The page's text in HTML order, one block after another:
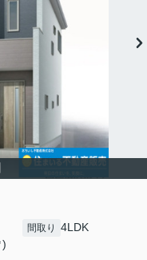
)
間取り 4LDK